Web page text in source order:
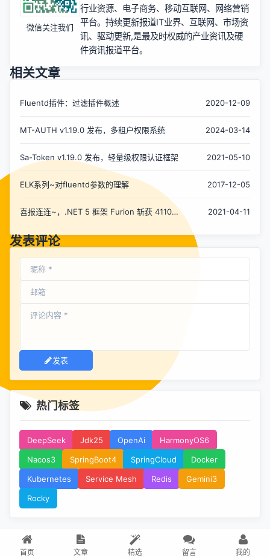
首页 文章 精选 留言 我的
微信关注我们
行业资源、电子商务、移动互联网、网络营销
平台。持续更新报道IT业界、互联网、市场资
讯、驱动更新,是最及时权威的产业资讯及硬
件资讯报道平台。
相关文章
Fluentd插件：过滤插件概述 2020-12-09
MT-AUTH v1.19.0 发布，多租户权限系统 2024-03-14
Sa-Token v1.19.0 发布，轻量级权限认证框架 2021-05-10
ELK系列~对fluentd参数的理解 2017-12-05
喜报连连~，.NET 5 框架 Furion 斩获 4110
2021-04-11
发表评论
发表
热门标签
DeepSeek Jdk25 OpenAi
HarmonyOS6
Nacos3
SpringBoot4 SpringCloud
Docker
Kubernetes
Service Mesh Redis
Gemini3
Rocky